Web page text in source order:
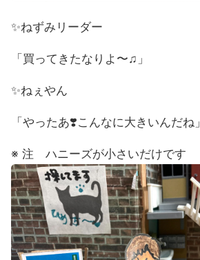
✨ねずみリーダー
「買ってきたなりよ〜♫」
✨ねぇやん
「やったあ❣️こんなに大きいんだね」
※ 注 ハニーズが小さいだけです